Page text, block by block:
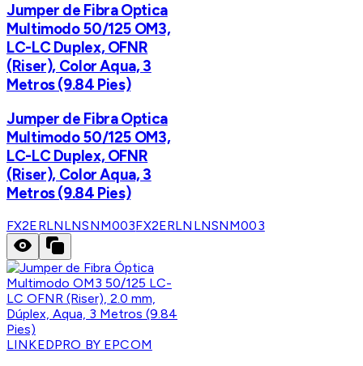
Jumper de Fibra Optica
Multimodo 50/125 OM3,
LC-LC Duplex, OFNR
(Riser), Color Aqua, 3
Metros (9.84 Pies)
Jumper de Fibra Optica
Multimodo 50/125 OM3,
LC-LC Duplex, OFNR
(Riser), Color Aqua, 3
Metros (9.84 Pies)
FX2ERLNLNSNM003FX2ERLNLNSNM003
LINKEDPRO BY EPCOM